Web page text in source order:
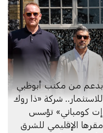
بدعم من مكتب أبوظبي
للاستثمار.. شركة «ذا روك
إت كومباني» تؤسس
مقرها الإقليمي للشرق